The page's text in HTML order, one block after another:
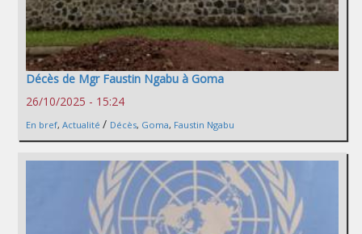
Décès de Mgr Faustin Ngabu à Goma
26/10/2025 - 15:24
En bref, Actualité / Décès, Goma, Faustin Ngabu